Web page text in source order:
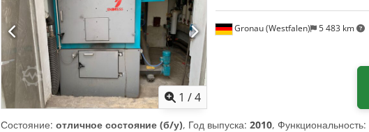
1 /4
Gronau (Westfalen) 5 483 km
Состояние: отличное состояние (б/у), Год выпуска: 2010, Функциональность: